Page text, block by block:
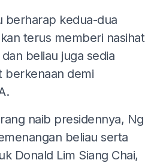
berharap kedua-dua
terus memberi nasihat
beliau juga sedia
berkenaan demi
naib presidennya, Ng
beliau serta
Donald Lim Siang Chai,